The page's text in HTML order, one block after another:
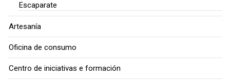
Escaparate
Artesanía
Oficina de consumo
Centro de iniciativas e formación